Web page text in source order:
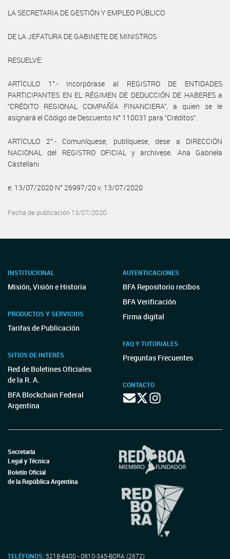
LA SECRETARIA DE GESTIÓN Y EMPLEO PÚBLICO
DE LA JEFATURA DE GABINETE DE MINISTROS
RESUELVE:
ARTÍCULO 1°.- Incorpórase al REGISTRO DE ENTIDADES
PARTICIPANTES EN EL RÉGIMEN DE DEDUCCIÓN DE HABERES a
“CRÉDITO REGIONAL COMPAÑÍA FINANCIERA”, a quien se le
asignará el Código de Descuento N° 110031 para “Créditos”.
ARTÍCULO 2°.- Comuníquese, publíquese, dese a DIRECCIÓN
NACIONAL del REGISTRO OFICIAL y archívese. Ana Gabriela
Castellani
e. 13/07/2020 N° 26997/20 v. 13/07/2020
Fecha de publicación 13/07/2020
INSTITUCIONAL
Misión, Visión e Historia
PRODUCTOS Y SERVICIOS
Tarifas de Publicación
SITIOS DE INTERÉS
Red de Boletines Oficiales
de la R. A.
BFA Blockchain Federal
Argentina
AUTENTICACIONES
BFA Repositorio recibos
BFA Verificación
Firma digital
FAQ Y TUTORIALES
Preguntas Frecuentes
CONTACTO
Secretaría
Legal y Técnica
Boletín Oficial
de la República Argentina
TELÉFONOS: 5218-8400 - 0810-345-BORA (2672)